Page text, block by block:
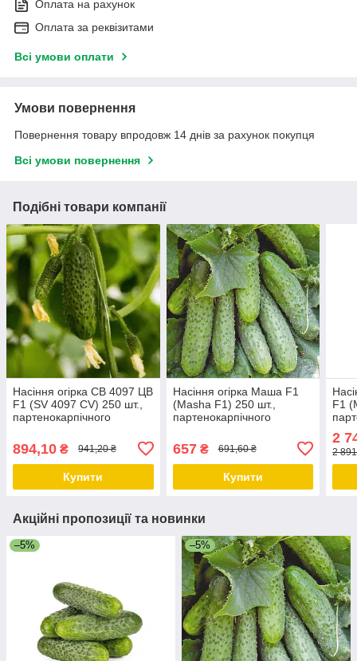
Оплата на рахунок
Оплата за реквізитами
Всі умови оплати
Умови повернення
Повернення товару впродовж 14 днів за рахунок покупця
Всі умови повернення
Подібні товари компанії
Насіння огірка СВ 4097 ЦВ
F1 (SV 4097 CV) 250 шт.,
партенокарпічного
894,10 ₴ 941,20 ₴
Купити
Насіння огірка Маша F1
(Masha F1) 250 шт.,
партенокарпічного
657₴ 691,60 ₴
Купити
F1
2
2
Акційні пропозиції та новинки
–5% –5%